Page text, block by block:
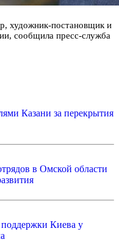
художник-постановщик и
сообщила пресс-служба
Казани за перекрытия
в Омской области
Киева у